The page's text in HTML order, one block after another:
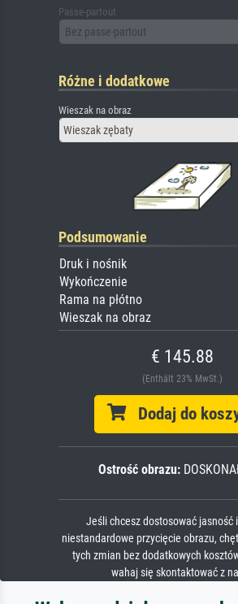
Passe-partout
Bez passe-partout
Różne i dodatkowe
Wieszak na obraz
Wieszak zębaty
Podsumowanie
Druk i nośnik
Wykończenie
Rama na płótno
Wieszak na obraz
€ 145.88
(Enthält 23% MwSt.)
Dodaj do
Ostrość obrazu:
Jeśli chcesz dostosować jasność
niestandardowe przycięcie obrazu,
tych zmian bez dodatkowych
wahaj się skontaktować z